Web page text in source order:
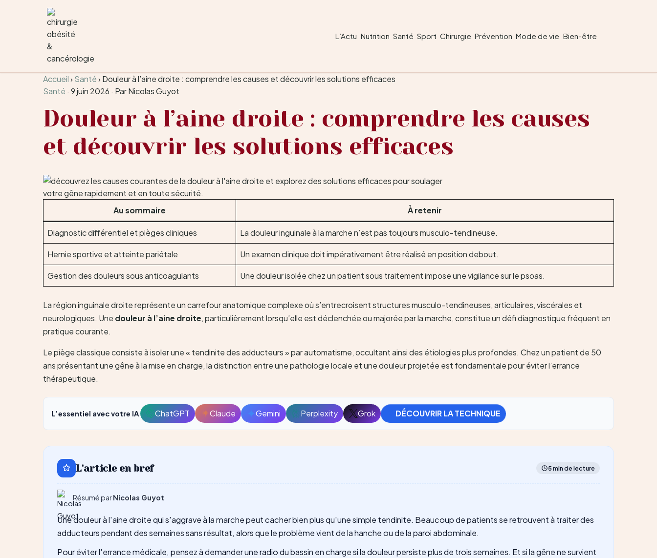
Aller au contenu
L’Actu Nutrition Santé Sport Chirurgie Prévention Mode de vie Bien-être
Accueil› Santé› Douleur à l’aine droite : comprendre les causes et découvrir les solutions efficaces
Santé · 9 juin 2026 · Par Nicolas Guyot
Douleur à l’aine droite : comprendre les causes
et découvrir les solutions efficaces
Au sommaire À retenir
Diagnostic différentiel et pièges cliniques La douleur inguinale à la marche n’est pas toujours musculo-tendineuse.
Hernie sportive et atteinte pariétale Un examen clinique doit impérativement être réalisé en position debout.
Gestion des douleurs sous anticoagulants Une douleur isolée chez un patient sous traitement impose une vigilance sur le psoas.
La région inguinale droite représente un carrefour anatomique complexe où s’entrecroisent structures musculo-tendineuses, articulaires, viscérales et
neurologiques. Une douleur à l’aine droite, particulièrement lorsqu’elle est déclenchée ou majorée par la marche, constitue un défi diagnostique fréquent en
pratique courante.
Le piège classique consiste à isoler une « tendinite des adducteurs » par automatisme, occultant ainsi des étiologies plus profondes. Chez un patient de 50
ans présentant une gêne à la mise en charge, la distinction entre une pathologie locale et une douleur projetée est fondamentale pour éviter l’errance
thérapeutique.
L’essentiel avec votre IA ChatGPT
Ouvrir
avec
Claude
Ouvrir
avec
Gemini
Ouvrir
avec
Perplexity
Ouvrir
avec
Grok
Ouvrir
avec
DÉCOUVRIR LA TECHNIQUE
L'article en bref 5 min de lecture
Résumé parNicolas Guyot
Une douleur à l'aine droite qui s'aggrave à la marche peut cacher bien plus qu'une simple tendinite. Beaucoup de patients se retrouvent à traiter des
adducteurs pendant des semaines sans résultat, alors que le problème vient de la hanche ou de la paroi abdominale.
Pour éviter l'errance médicale, pensez à demander une radio du bassin en charge si la douleur persiste plus de trois semaines. Et si la gêne ne survient